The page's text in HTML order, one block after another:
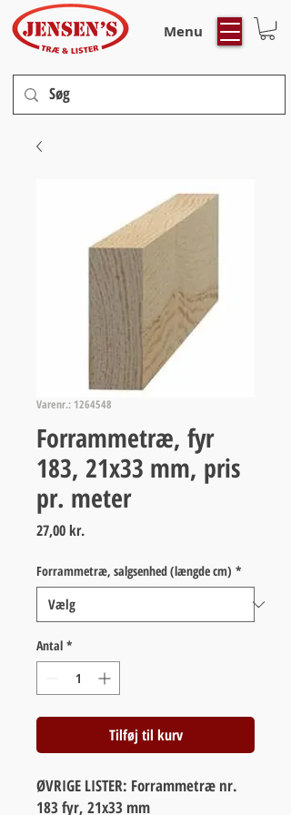
Menu
Varenr.: 1264548
Forrammetræ, fyr
183, 21x33 mm, pris
pr. meter
27,00 kr.Pris
Forrammetræ, salgsenhed (længde cm) *
Antal *
Tilføj til kurv
ØVRIGE LISTER: Forrammetræ nr.
183 fyr, 21x33 mm